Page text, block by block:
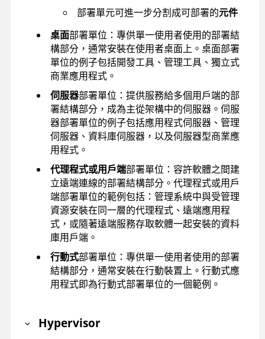
部署單元可進一步分割成可部署的元件
桌面部署單位：專供單一使用者使用的部署結
構部分，通常安裝在使用者桌面上。桌面部署
單位的例子包括開發工具、管理工具、獨立式
商業應用程式。
伺服器部署單位：提供服務給多個用戶端的部
署結構部分，成為主從架構中的伺服器。伺服
器部署單位的例子包括應用程式伺服器、管理
伺服器、資料庫伺服器，以及伺服器型商業應
用程式。
代理程式或用戶端部署單位：容許軟體之間建
立遠端連線的部署結構部分。代理程式或用戶
端部署單位的範例包括：管理系統中與受管理
資源安裝在同一層的代理程式、遠端應用程
式，或隨著遠端服務存取軟體一起安裝的資料
庫用戶端。
行動式部署單位：專供單一使用者使用的部署
結構部分，通常安裝在行動裝置上。行動式應
用程式即為行動式部署單位的一個範例。
Hypervisor